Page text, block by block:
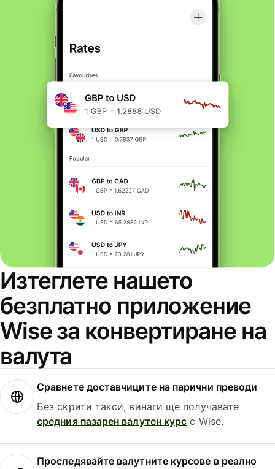
Изтеглете нашето
безплатно приложение
Wise за конвертиране на
валута
Сравнете доставчиците на парични преводи
Без скрити такси, винаги ще получавате
средния пазарен валутен курс с Wise.
Проследявайте валутните курсове в реално